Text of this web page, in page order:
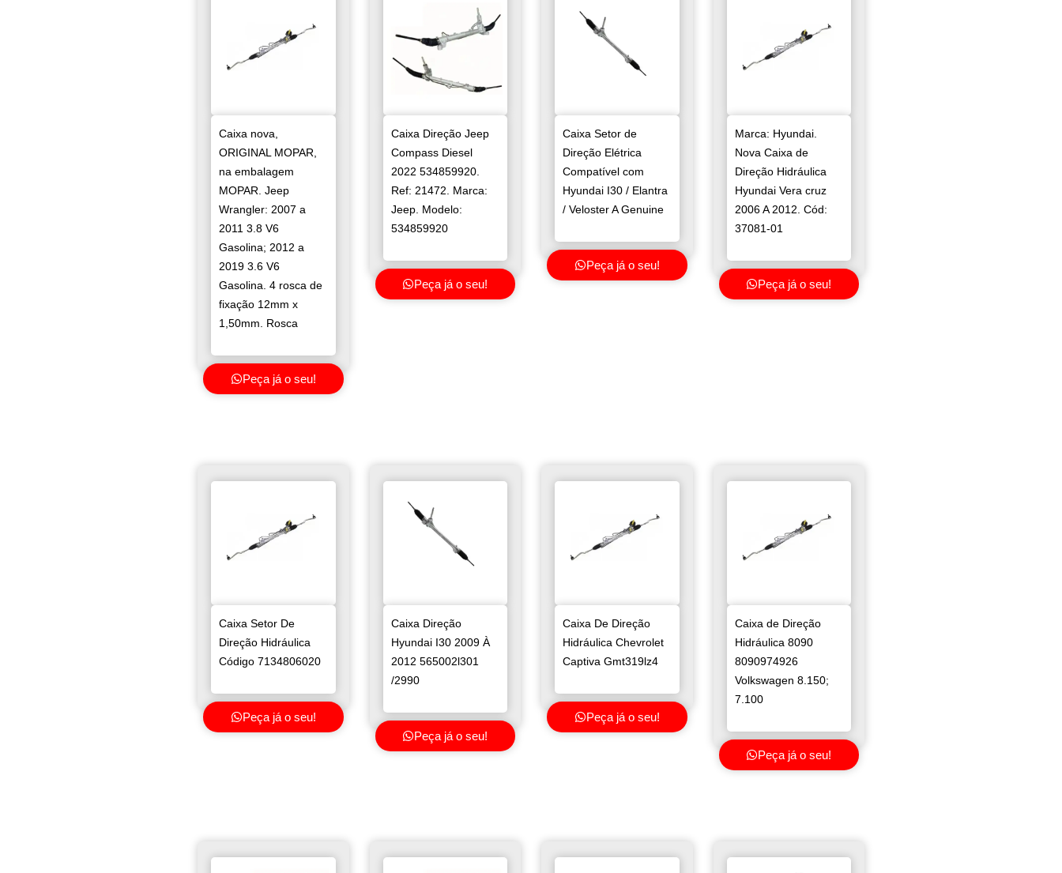
Caixa nova,
ORIGINAL MOPAR,
na embalagem
MOPAR. Jeep
Wrangler: 2007 a
2011 3.8 V6
Gasolina; 2012 a
2019 3.6 V6
Gasolina. 4 rosca de
fixação 12mm x
1,50mm. Rosca
Peça já o seu!
Caixa Direção Jeep
Compass Diesel
2022 534859920.
Ref: 21472. Marca:
Jeep. Modelo:
534859920
Peça já o seu!
Caixa Setor de
Direção Elétrica
Compatível com
Hyundai I30 / Elantra
/ Veloster A Genuine
Peça já o seu!
Marca: Hyundai.
Nova Caixa de
Direção Hidráulica
Hyundai Vera cruz
2006 A 2012. Cód:
37081-01
Peça já o seu!
Caixa Setor De
Direção Hidráulica
Código 7134806020
Peça já o seu!
Caixa Direção
Hyundai I30 2009 À
2012 565002l301
/2990
Peça já o seu!
Caixa De Direção
Hidráulica Chevrolet
Captiva Gmt319lz4
Peça já o seu!
Caixa de Direção
Hidráulica 8090
8090974926
Volkswagen 8.150;
7.100
Peça já o seu!